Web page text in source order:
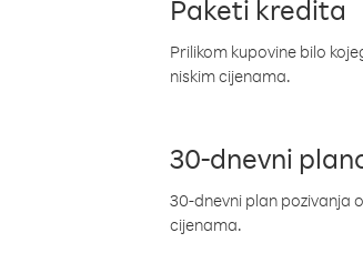
Paketi kredita
Prilikom kupovine bilo
niskim cijenama.
30-dnevni
30-dnevni plan pozivanja
cijenama.